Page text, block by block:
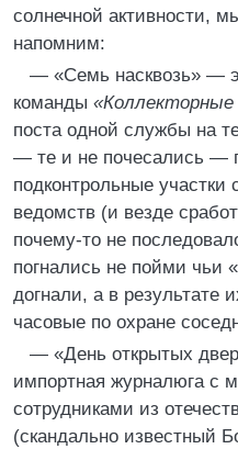
солнечной активности,
напомним:
— «Семь насквозь» —
команды
поста одной службы на
— те и не почесались —
подконтрольные
ведомств (и везде
почему-то не
погнались не пойми чьи
догнали, а в результате
часовые по охране
— «День открытых
импортная журналюга с
сотрудниками из
(скандально известный